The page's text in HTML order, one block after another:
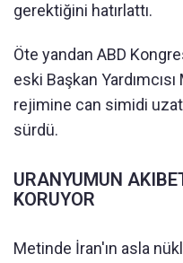
gerektiğini hatırlattı.
Öte yandan ABD
eski Başkan
rejimine can simidi
sürdü.
URANYUMUN
KORUYOR
Metinde İran'ın asla